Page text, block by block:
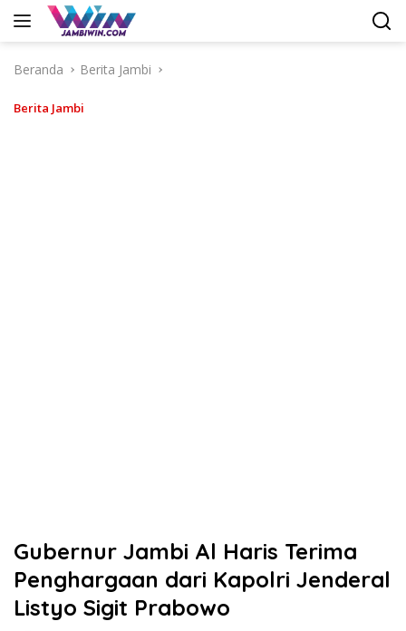
Langsung
Beranda
Berita Jambi
Berita Jambi
Gubernur Jambi Al Haris Terima
Penghargaan dari Kapolri Jenderal
Listyo Sigit Prabowo